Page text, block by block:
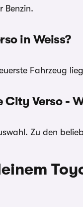
Benzin.
in Weiss?
Fahrzeug
Verso -
Zu den